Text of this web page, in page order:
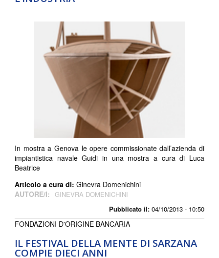
Pubblicato il: 04/10/2013 - 10:50
In mostra a Genova le opere commissionate dall’azienda di
impiantistica navale Guidi in una mostra a cura di Luca
Beatrice
Articolo a cura di: Ginevra Domenichini
AUTORE/I: GINEVRA DOMENICHINI
IL FESTIVAL DELLA MENTE DI SARZANA
COMPIE DIECI ANNI
FONDAZIONI D'ORIGINE BANCARIA